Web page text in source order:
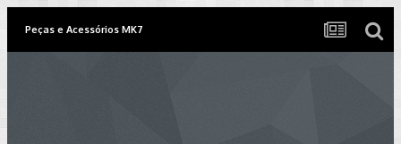
Peças e Acessórios MK7